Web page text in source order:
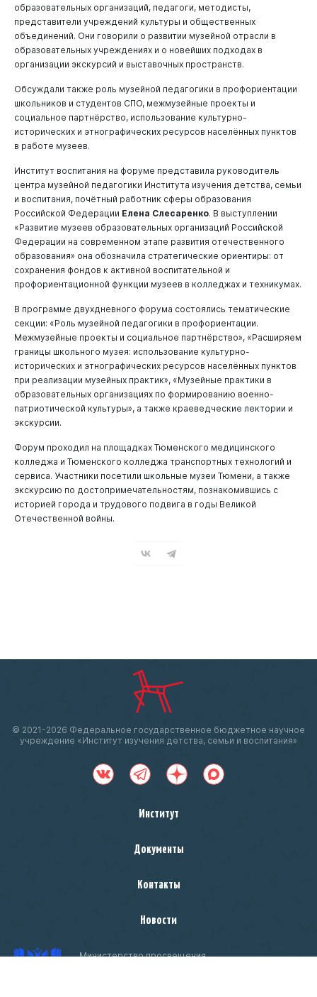
образовательных организаций, педагоги, методисты,
представители учреждений культуры и общественных
объединений. Они говорили о развитии музейной отрасли в
образовательных учреждениях и о новейших подходах в
организации экскурсий и выставочных пространств.
Обсуждали также роль музейной педагогики в профориентации
школьников и студентов СПО, межмузейные проекты и
социальное партнёрство, использование культурно-
исторических и этнографических ресурсов населённых пунктов
в работе музеев.
Институт воспитания на форуме представила руководитель
центра музейной педагогики Института изучения детства, семьи
и воспитания, почётный работник сферы образования
Российской Федерации Елена Слесаренко. В выступлении
«Развитие музеев образовательных организаций Российской
Федерации на современном этапе развития отечественного
образования» она обозначила стратегические ориентиры: от
сохранения фондов к активной воспитательной и
профориентационной функции музеев в колледжах и техникумах.
В программе двухдневного форума состоялись тематические
секции: «Роль музейной педагогики в профориентации.
Межмузейные проекты и социальное партнёрство», «Расширяем
границы школьного музея: использование культурно-
исторических и этнографических ресурсов населённых пунктов
при реализации музейных практик», «Музейные практики в
образовательных организациях по формированию военно-
патриотической культуры», а также краеведческие лектории и
экскурсии.
Форум проходил на площадках Тюменского медицинского
колледжа и Тюменского колледжа транспортных технологий и
сервиса. Участники посетили школьные музеи Тюмени, а также
экскурсию по достопримечательностям, познакомившись с
историей города и трудового подвига в годы Великой
Отечественной войны.
© 2021-2026 Федеральное государственное бюджетное научное
учреждение «Институт изучения детства, семьи и воспитания»
Институт
Документы
Контакты
Новости
Министерство просвещения